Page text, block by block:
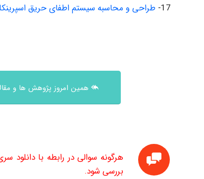
17- طراحی و محاسبه سیستم اطفای حریق
همین امروز پژوهش ها و
بررسی شود.